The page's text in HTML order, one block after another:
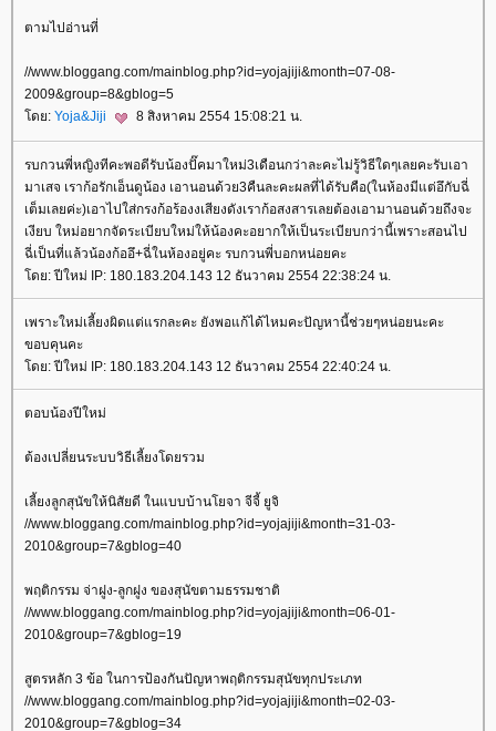
ตามไปอ่านที่
//www.bloggang.com/mainblog.php?id=yojajiji&month=07-08-
2009&group=8&gblog=5
ดย: Yoja&Jiji 8 สิงหาคม 2554 15:08:21 น.
รบกวนพี่หญิงทีคะพอดีรับน้องปั๊คมาใหม่3เดือนกว่าละคะไม่รู้วิธีใดๆเลยคะรับเอา
มาเสจ เราก้อรักเอ็นดูน้อง เอานอนด้วย3คืนละคะผลที่ได้รับคือ(ในห้องมีแต่อึกับฉี่
เต็มเลยค่ะ)เอาไปใส่กรงก้อร้องงเสียงดังเราก้อสงสารเลยต้องเอามานอนด้วยถึงจะ
เงียบ ใหม่อยากจัดระเบียบใหม่ให้น้องคะอยากให้เป็นระเบียบกว่านี้เพราะสอนไป
ฉี่เป็นที่แล้วน้องก้ออึ+ฉี่ในห้องอยู่คะ รบกวนพี่บอกหน่อยคะ
ดย: ปีใหม่ IP: 180.183.204.143 12 ธันวาคม 2554 22:38:24 น.
เพราะใหม่เลี้ยงผิดแต่แรกละคะ ยังพอแก้ได้ไหมคะปัญหานี้ช่วยๆหน่อยนะคะ
ขอบคุนคะ
ดย: ปีใหม่ IP: 180.183.204.143 12 ธันวาคม 2554 22:40:24 น.
ตอบน้องปีใหม่
ต้องเปลี่ยนระบบวิธีเลี้ยงโดยรวม
เลี้ยงลูกสุนัขให้นิสัยดี ในแบบบ้านโยจา จีจี้ ยูจิ
//www.bloggang.com/mainblog.php?id=yojajiji&month=31-03-
2010&group=7&gblog=40
พฤติกรรม จ่าฝูง-ลูกฝูง ของสุนัขตามธรรมชาติ
//www.bloggang.com/mainblog.php?id=yojajiji&month=06-01-
2010&group=7&gblog=19
สูตรหลัก 3 ข้อ ในการป้องกันปัญหาพฤติกรรมสุนัขทุกประเภท
//www.bloggang.com/mainblog.php?id=yojajiji&month=02-03-
2010&group=7&gblog=34